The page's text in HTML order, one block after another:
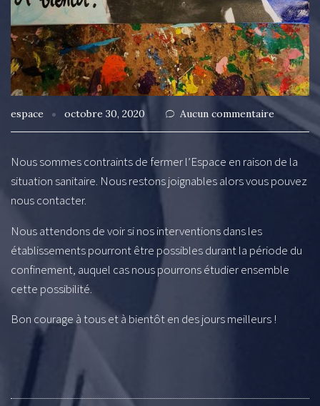
espace octobre 30, 2020 Aucun commentaire
Nous sommes contraints de fermer l’Espace en raison de la
situation sanitaire. Nous restons joignables alors vous pouvez
nous contacter.
Nous attendons de voir si nos interventions dans les
établissements pourront être possibles durant la période du
confinement, auquel cas nous pourrons étudier ensemble
cette possibilité.
Bon courage à tous et à bientôt en des jours meilleurs !